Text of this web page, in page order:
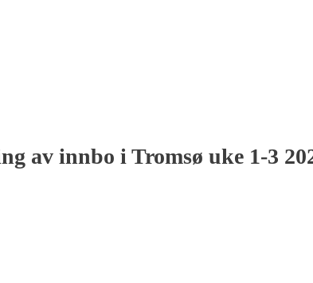
av innbo i Tromsø uke 1-3